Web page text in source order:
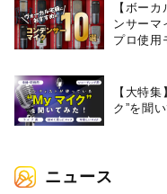
【ボー
ンサーマ
プロ使用
【大特
ク”を聞
ニュース